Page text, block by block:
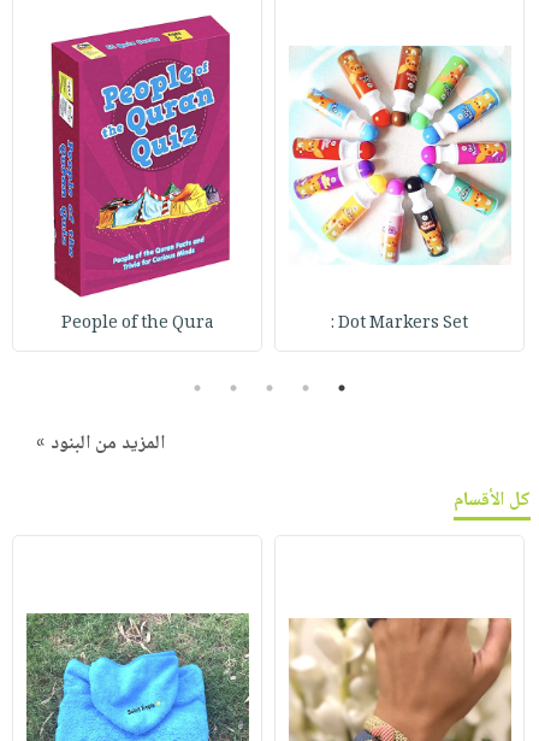
Dot Markers Set :
People of the Qura
1
2
3
4
5
المزيد من البنود »
كل الأقسام